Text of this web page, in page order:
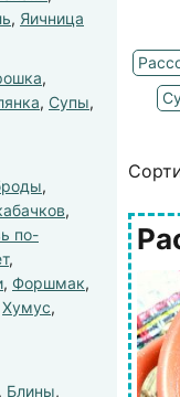
, Яичница
,
, Супы,
,
,
по-
,
, Форшмак,
Хумус,
, Блины,